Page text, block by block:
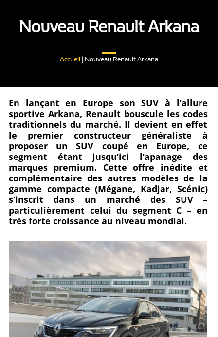
Nouveau Renault Arkana
Accueil | Nouveau Renault Arkana
En lançant en Europe son SUV à l’allure
sportive Arkana, Renault bouscule les codes
traditionnels du marché. Il devient en effet
le premier constructeur généraliste à
proposer un SUV coupé en Europe, ce
segment étant jusqu’ici l’apanage des
marques premium. Cette offre inédite et
complémentaire des autres modèles de la
gamme compacte (Mégane, Kadjar, Scénic)
s’inscrit dans un marché des SUV –
particulièrement celui du segment C – en
très forte croissance au niveau mondial.